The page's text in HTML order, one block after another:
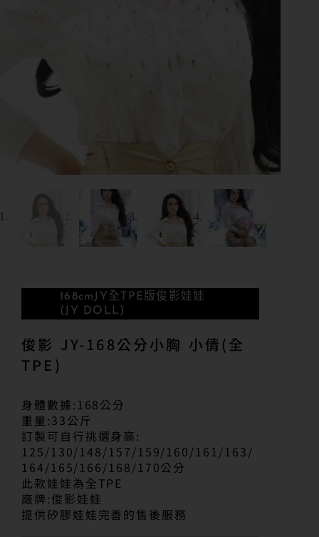
168cm JY全TPE版俊影娃娃
(JY DOLL)
俊影 JY-168公分小胸 小倩(全
TPE)
身體數據:168公分
重量:33公斤
訂製可自行挑選身高:
125/130/148/157/159/160/161/163/
164/165/166/168/170公分
此款娃娃為全TPE
廠牌:俊影娃娃
提供矽膠娃娃完善的售後服務